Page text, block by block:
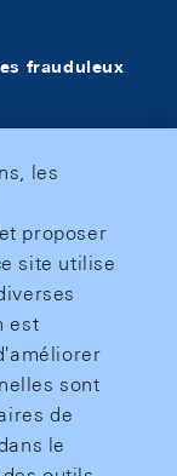
frauduleux
les
proposer
site utilise
est
sont
de
le